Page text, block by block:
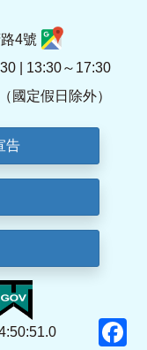
4號
| 13:30～17:30
國定假日除外）
告